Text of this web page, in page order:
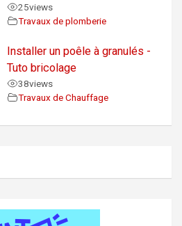
25views
Travaux de plomberie
Installer un poêle à granulés -
Tuto bricolage
38views
Travaux de Chauffage